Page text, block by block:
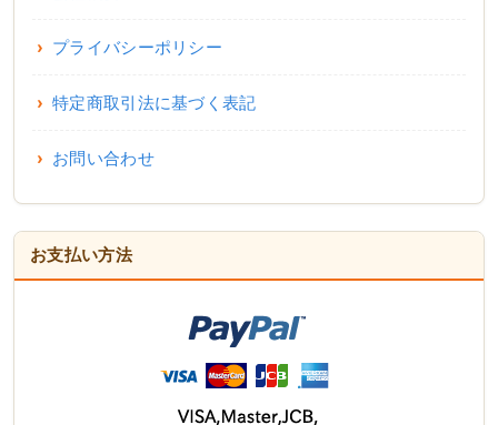
プライバシーポリシー
特定商取引法に基づく表記
お問い合わせ
お支払い方法